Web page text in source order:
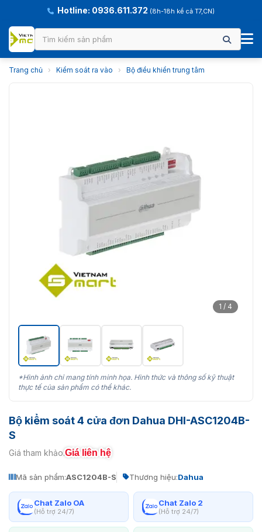
Hotline: 0936.611.372 (8h-18h kể cả T7,CN)
Trang chủ › Kiểm soát ra vào › Bộ điều khiển trung tâm
1 / 4
*Hình ảnh chỉ mang tính minh họa. Hình thức và thông số kỹ thuật
thực tế của sản phẩm có thể khác.
Bộ kiểm soát 4 cửa đơn Dahua DHI-ASC1204B-
S
Giá tham khảo:Giá liên hệ
Mã sản phẩm:ASC1204B-S Thương hiệu:Dahua
Chat Zalo OA
(Hỗ trợ 24/7)
Chat Zalo 2
(Hỗ trợ 24/7)